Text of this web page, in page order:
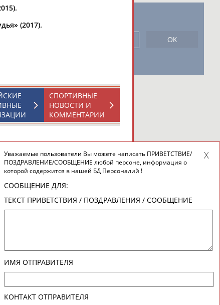
рассылке: 996
(2017).
СПОРТИВНЫЕ
НОВОСТИ И
КОММЕНТАРИИ
ВЕСЬ СПИСОК
ВЕСЬ СПИСОК
Уважаемые пользователи Вы можете написать ПРИВЕТСТВИЕ/
ПОЗДРАВЛЕНИЕ/СООБЩЕНИЕ любой персоне, информация о
которой содержится в нашей БД Персоналий !
СООБЩЕНИЕ ДЛЯ:
ТЕКСТ ПРИВЕТСТВИЯ / ПОЗДРАВЛЕНИЯ / СООБЩЕНИЕ
ИМЯ ОТПРАВИТЕЛЯ
КОНТАКТ ОТПРАВИТЕЛЯ